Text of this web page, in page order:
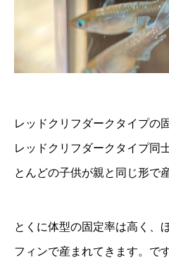
レッドクリフダークタイプの
レッドクリフダークタイプ同
とんどの子供が親と同じ形で
とくに体型の固定率は高く、
フィンで産まれてきます。です